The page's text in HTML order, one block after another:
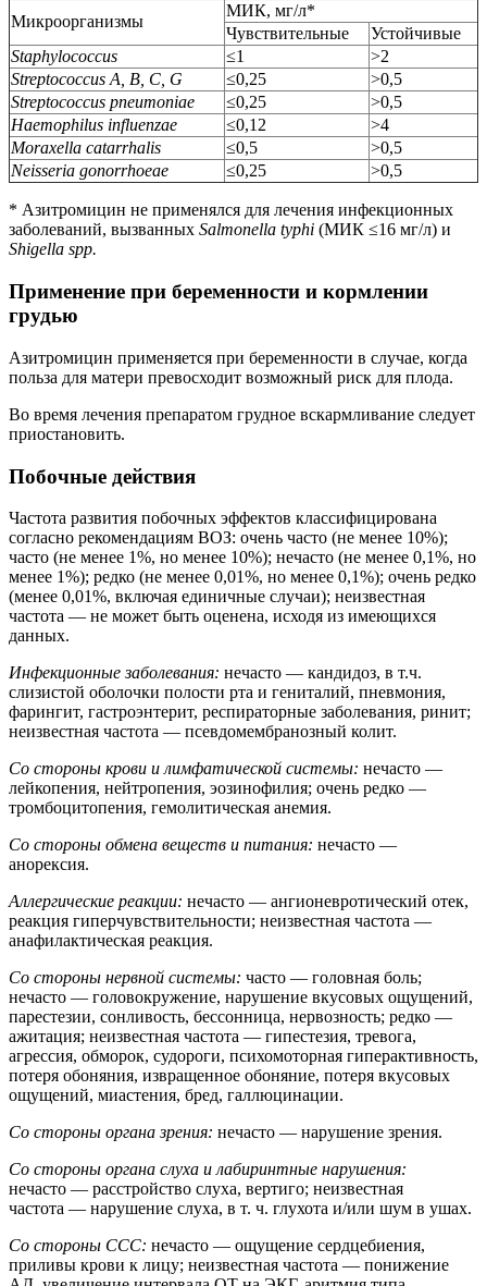
Микроорганизмы
МИК, мг/л*
Чувствительные
Устойчивые
Staphylococcus
≤1
>2
Streptococcus A, B, C, G
≤0,25
>0,5
Streptococcus pneumoniae
≤0,25
>0,5
Haemophilus influenzae
≤0,12
>4
Moraxella catarrhalis
≤0,5
>0,5
Neisseria gonorrhoeae
≤0,25 >0,5
* Азитромицин не применялся для лечения инфекционных
заболеваний, вызванных Salmonella typhi (МИК ≤16 мг/л) и
Shigella spp.
Применение при беременности и кормлении
грудью
Азитромицин применяется при беременности в случае, когда
польза для матери превосходит возможный риск для плода.
Во время лечения препаратом грудное вскармливание следует
приостановить.
Побочные действия
Частота развития побочных эффектов классифицирована
согласно рекомендациям ВОЗ: очень часто (не менее 10%);
часто (не менее 1%, но менее 10%); нечасто (не менее 0,1%, но
менее 1%); редко (не менее 0,01%, но менее 0,1%); очень редко
(менее 0,01%, включая единичные случаи); неизвестная
частота — не может быть оценена, исходя из имеющихся
данных.
Инфекционные заболевания: нечасто — кандидоз, в т.ч.
слизистой оболочки полости рта и гениталий, пневмония,
фарингит, гастроэнтерит, респираторные заболевания, ринит;
неизвестная частота — псевдомембранозный колит.
Со стороны крови и лимфатической системы: нечасто —
лейкопения, нейтропения, эозинофилия; очень редко —
тромбоцитопения, гемолитическая анемия.
Со стороны обмена веществ и питания: нечасто —
анорексия.
Аллергические реакции: нечасто — ангионевротический отек,
реакция гиперчувствительности; неизвестная частота —
анафилактическая реакция.
Со стороны нервной системы: часто — головная боль;
нечасто — головокружение, нарушение вкусовых ощущений,
парестезии, сонливость, бессонница, нервозность; редко —
ажитация; неизвестная частота — гипестезия, тревога,
агрессия, обморок, судороги, психомоторная гиперактивность,
потеря обоняния, извращенное обоняние, потеря вкусовых
ощущений, миастения, бред, галлюцинации.
Со стороны органа зрения: нечасто — нарушение зрения.
Со стороны органа слуха и лабиринтные нарушения:
нечасто — расстройство слуха, вертиго; неизвестная
частота — нарушение слуха, в т. ч. глухота и/или шум в ушах.
Со стороны ССС: нечасто — ощущение сердцебиения,
приливы крови к лицу; неизвестная частота — понижение